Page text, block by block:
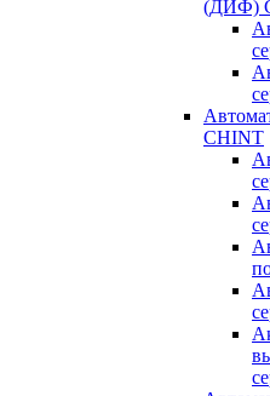
(ДИФ)
CHINT